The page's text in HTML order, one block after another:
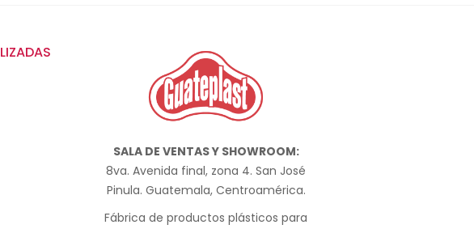
SALA DE VENTAS Y SHOWROOM:
8va. Avenida final, zona 4. San José
Pinula. Guatemala, Centroamérica.
Fábrica de productos plásticos para